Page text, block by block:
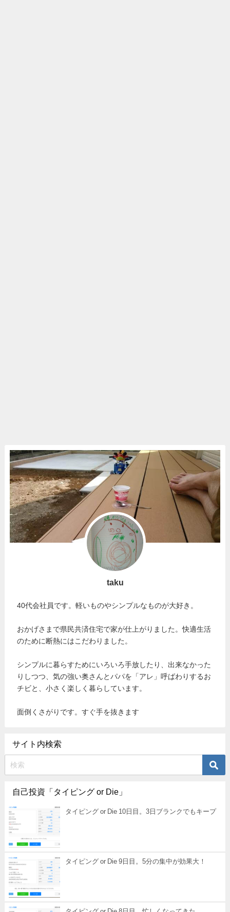
taku
40代会社員です。軽いものやシンプルなものが大好き。
おかげさまで県民共済住宅で家が仕上がりました。快適生活
のために断熱にはこだわりました。
シンプルに暮らすためにいろいろ手放したり、出来なかった
りしつつ、気の強い奥さんとパパを「アレ」呼ばわりするお
チビと、小さく楽しく暮らしています。
面倒くさがりです。すぐ手を抜きます
サイト内検索
自己投資「タイピング or Die」
タイピング or Die 10日目。3日ブランクでもキープ
タイピング or Die 9日目。5分の集中が効果大！